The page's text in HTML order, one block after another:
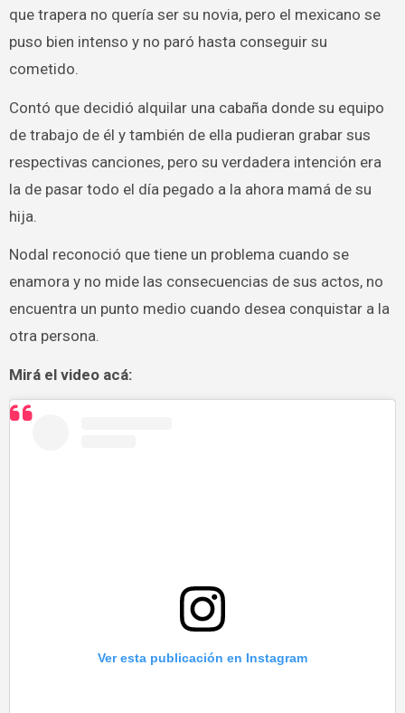
que trapera no quería ser su novia, pero el mexicano se
puso bien intenso y no paró hasta conseguir su
cometido.
Contó que decidió alquilar una cabaña donde su equipo
de trabajo de él y también de ella pudieran grabar sus
respectivas canciones, pero su verdadera intención era
la de pasar todo el día pegado a la ahora mamá de su
hija.
Nodal reconoció que tiene un problema cuando se
enamora y no mide las consecuencias de sus actos, no
encuentra un punto medio cuando desea conquistar a la
otra persona.
Mirá el video acá:
Ver esta publicación en Instagram